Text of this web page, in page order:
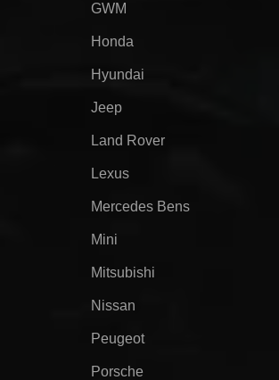
GWM
Honda
Hyundai
Jeep
Land Rover
Lexus
Mercedes Bens
Mini
Mitsubishi
Nissan
Peugeot
Porsche